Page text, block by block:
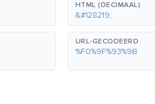
HTML (DECIMAAL)
&#128219;
URL-GECODEERD
%F0%9F%93%9B